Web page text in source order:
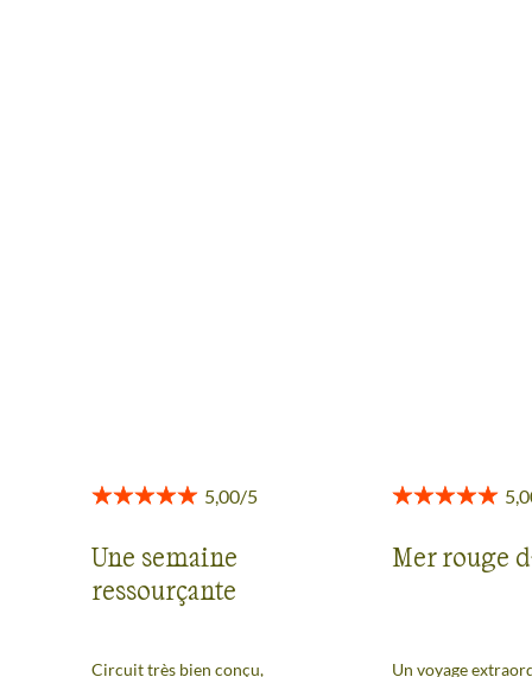
Une semaine
ressourçante
Circuit très bien conçu,
Mer rouge
Un voyage